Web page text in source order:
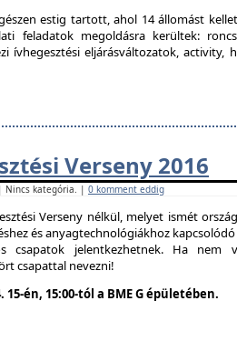
estig tartott, ahol 14 állomást
feladatok megoldásra kerültek:
ívhegesztési eljárásváltozatok, activity,
Verseny 2016
Nincs kategória. | 0 komment eddig
Verseny nélkül, melyet ismét
és anyagtechnológiákhoz
csapatok jelentkezhetnek. Ha nem
csapattal nevezni!
én, 15:00-tól a BME G épületében.